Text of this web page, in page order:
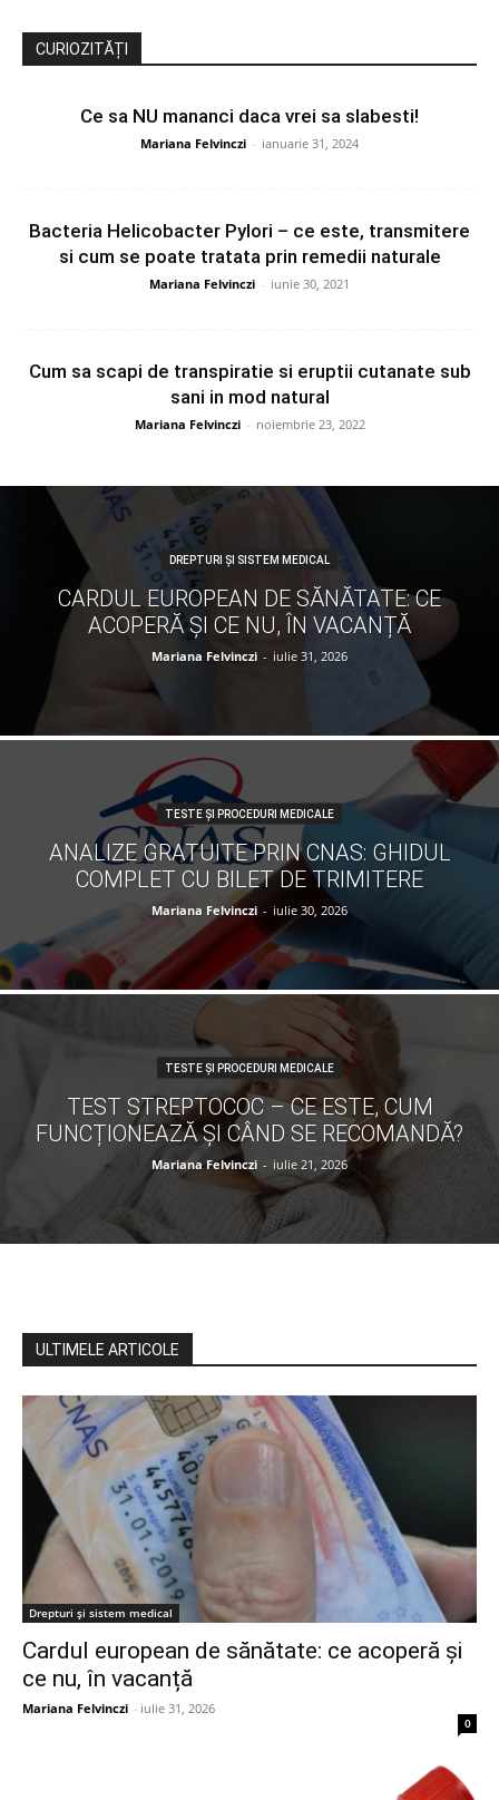
CURIOZITĂȚI
Ce sa NU mananci daca vrei sa slabesti!
Mariana Felvinczi - ianuarie 31, 2024
Bacteria Helicobacter Pylori – ce este, transmitere
si cum se poate tratata prin remedii naturale
Mariana Felvinczi - iunie 30, 2021
Cum sa scapi de transpiratie si eruptii cutanate sub
sani in mod natural
Mariana Felvinczi - noiembrie 23, 2022
DREPTURI ȘI SISTEM MEDICAL
CARDUL EUROPEAN DE SĂNĂTATE: CE
ACOPERĂ ȘI CE NU, ÎN VACANȚĂ
Mariana Felvinczi - iulie 31, 2026
TESTE ȘI PROCEDURI MEDICALE
ANALIZE GRATUITE PRIN CNAS: GHIDUL
COMPLET CU BILET DE TRIMITERE
Mariana Felvinczi - iulie 30, 2026
TESTE ȘI PROCEDURI MEDICALE
TEST STREPTOCOC – CE ESTE, CUM
FUNCȚIONEAZĂ ȘI CÂND SE RECOMANDĂ?
Mariana Felvinczi - iulie 21, 2026
ULTIMELE ARTICOLE
Drepturi și sistem medical
Cardul european de sănătate: ce acoperă și
ce nu, în vacanță
Mariana Felvinczi - iulie 31, 2026
0